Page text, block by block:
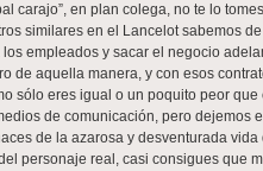
carajo”, en plan colega, no te lo
similares en el Lancelot sabemos
empleados y sacar el negocio
de aquella manera, y con esos
sólo eres igual o un poquito peor que
de comunicación, pero dejemos
de la azarosa y desventurada
personaje real, casi consigues que